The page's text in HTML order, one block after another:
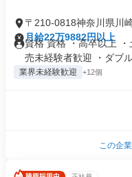
〒210-0818神奈川県川
月給22万9882円以上
資格 資格 ・高卒以上
売未経験者歓迎 ・ダブル
業界未経験歓迎 +12個
この企